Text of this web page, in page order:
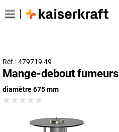
Réf.: 479719 49
Mange-debout fumeurs
diamètre 675 mm